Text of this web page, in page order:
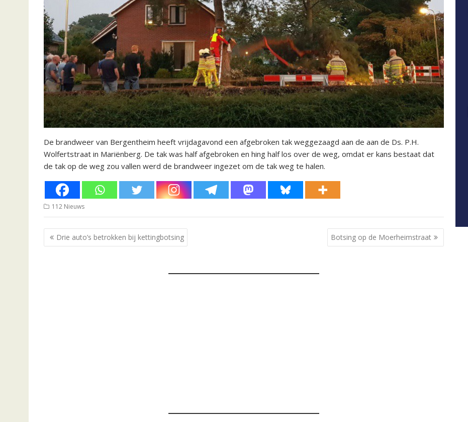
De brandweer van Bergentheim heeft vrijdagavond een afgebroken tak weggezaagd aan de aan de Ds. P.H.
Wolfertstraat in Mariënberg. De tak was half afgebroken en hing half los over de weg, omdat er kans bestaat dat
de tak op de weg zou vallen werd de brandweer ingezet om de tak weg te halen.
112 Nieuws
Bericht
navigatie
Drie auto’s betrokken bij kettingbotsing Botsing op de Moerheimstraat